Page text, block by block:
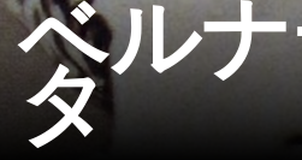
ベル
タ